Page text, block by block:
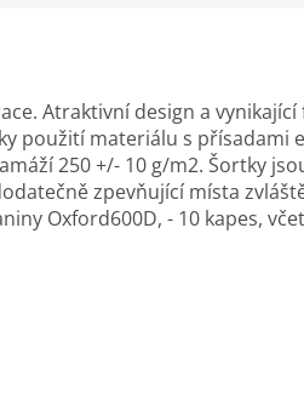
Atraktivní design a vynikající
použití materiálu s přísadami
250 +/- 10 g/m2. Šortky
zpevňující místa
Oxford600D, - 10 kapes,